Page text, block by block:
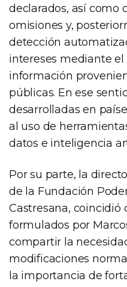
declarados, así como
omisiones y,
detección
intereses mediante
información
públicas. En ese
desarrolladas en
al uso de
datos e inteligencia
Por su parte, la
de la Fundación
Castresana, coincidió
formulados por
compartir la
modificaciones
la importancia de